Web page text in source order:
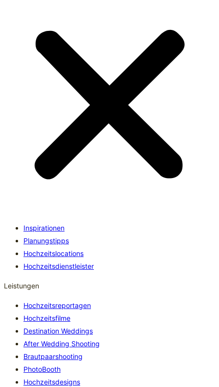
Inspirationen
Planungstipps
Hochzeitslocations
Hochzeitsdienstleister
Leistungen
Hochzeitsreportagen
Hochzeitsfilme
Destination Weddings
After Wedding Shooting
Brautpaarshooting
PhotoBooth
Hochzeitsdesigns